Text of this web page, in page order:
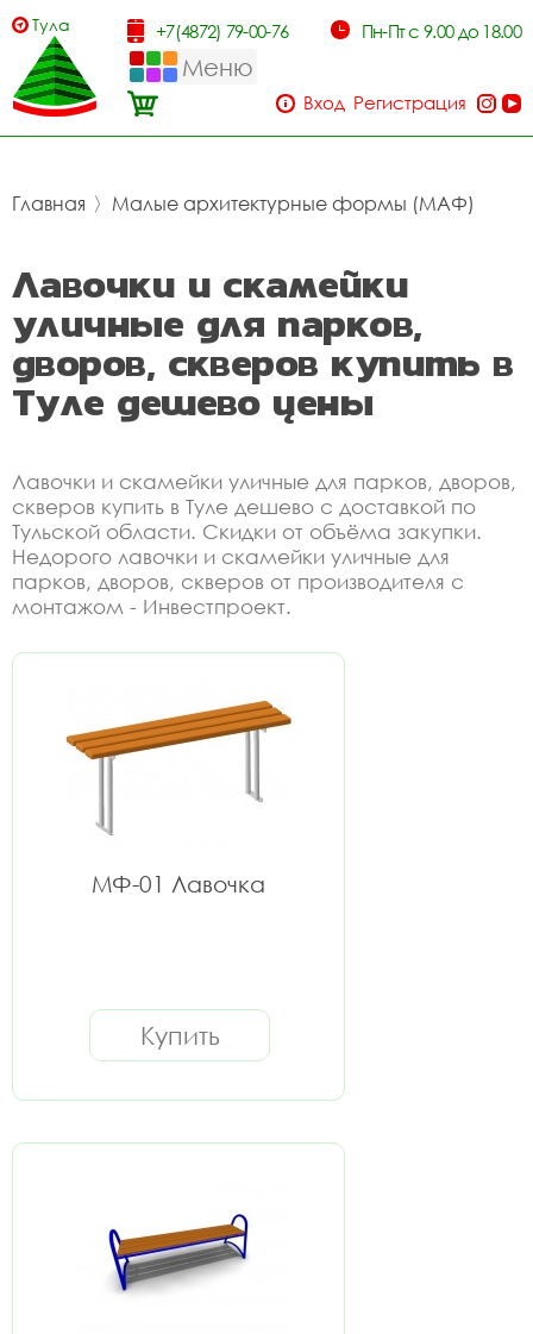
Тула +7(4872) 79-00-76 Пн-Пт с 9.00 до 18.00
Меню
Вход Регистрация
Главная 〉 Малые архитектурные формы (МАФ)
Лавочки и скамейки
уличные для парков,
дворов, скверов купить в
Туле дешево цены
Лавочки и скамейки уличные для парков, дворов,
скверов купить в Туле дешево с доставкой по
Тульской области. Скидки от объёма закупки.
Недорого лавочки и скамейки уличные для
парков, дворов, скверов от производителя с
монтажом - Инвестпроект.
МФ-01 Лавочка
Купить